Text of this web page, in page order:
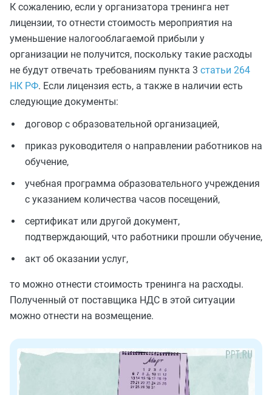
К сожалению, если у организатора тренинга нет
лицензии, то отнести стоимость мероприятия на
уменьшение налогооблагаемой прибыли у
организации не получится, поскольку такие расходы
не будут отвечать требованиям пункта 3 статьи 264
НК РФ. Если лицензия есть, а также в наличии есть
следующие документы:
договор с образовательной организацией,
приказ руководителя о направлении работников на
обучение,
учебная программа образовательного учреждения
с указанием количества часов посещений,
сертификат или другой документ,
подтверждающий, что работники прошли обучение,
акт об оказании услуг,
то можно отнести стоимость тренинга на расходы.
Полученный от поставщика НДС в этой ситуации
можно отнести на возмещение.